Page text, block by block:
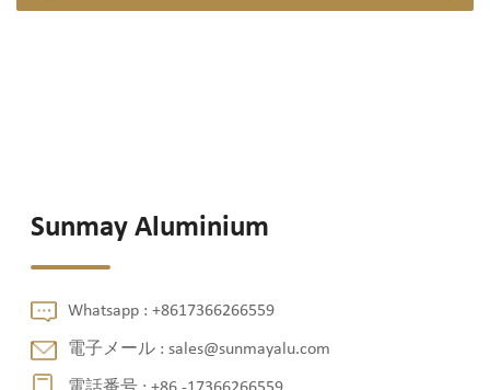
Sunmay Aluminium
Whatsapp :+8617366266559
電子メール :sales@sunmayalu.com